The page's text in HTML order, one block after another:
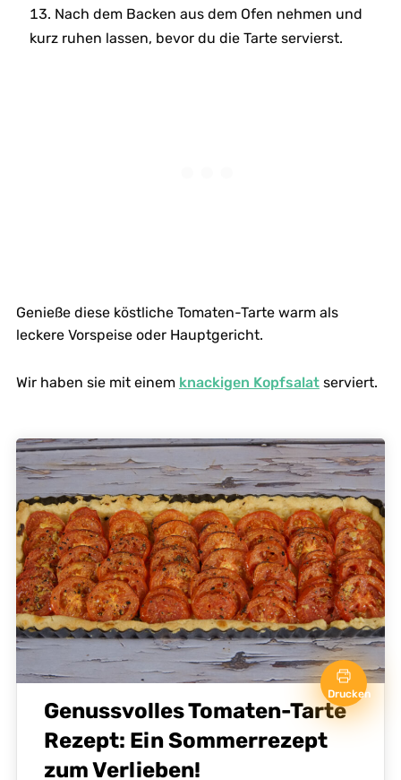
Nach dem Backen aus dem Ofen nehmen und
kurz ruhen lassen, bevor du die Tarte servierst.
Genieße diese köstliche Tomaten-Tarte warm als
leckere Vorspeise oder Hauptgericht.
Wir haben sie mit einem knackigen Kopfsalatserviert.
Drucken
Genussvolles Tomaten-Tarte
Rezept: Ein Sommerrezept
zum Verlieben!